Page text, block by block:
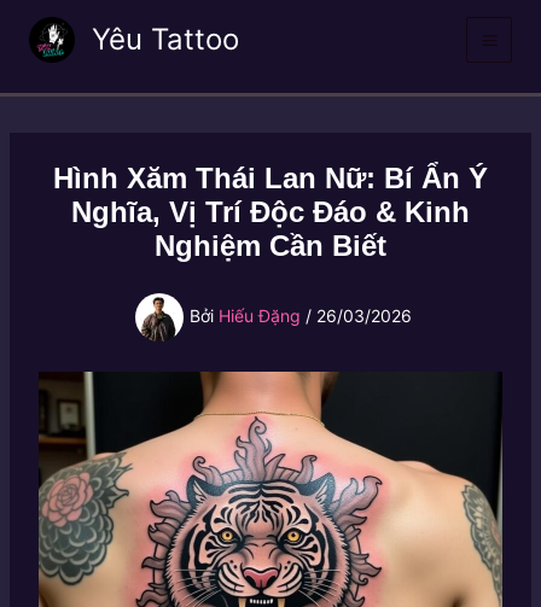
dung
Yêu Tattoo
Hình Xăm Thái Lan Nữ: Bí Ẩn Ý
Nghĩa, Vị Trí Độc Đáo & Kinh
Nghiệm Cần Biết
Bởi Hiếu Đặng / 26/03/2026